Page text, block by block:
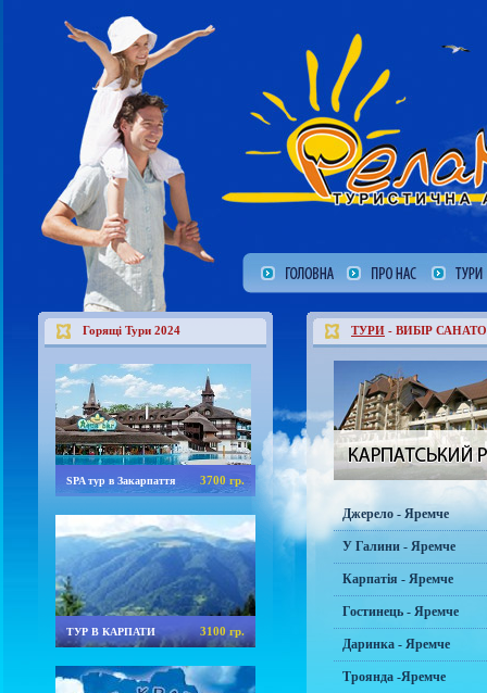
Горящі Тури 2024
SPA тур в Закарпаття 3700 гр.
ТУР В КАРПАТИ 3100 гр.
ТУРИ - ВИБІР
Джерело - Яремче
У Галини - Яремче
Карпатія - Яремче
Гостинець - Яремче
Даринка - Яремче
Троянда -Яремче